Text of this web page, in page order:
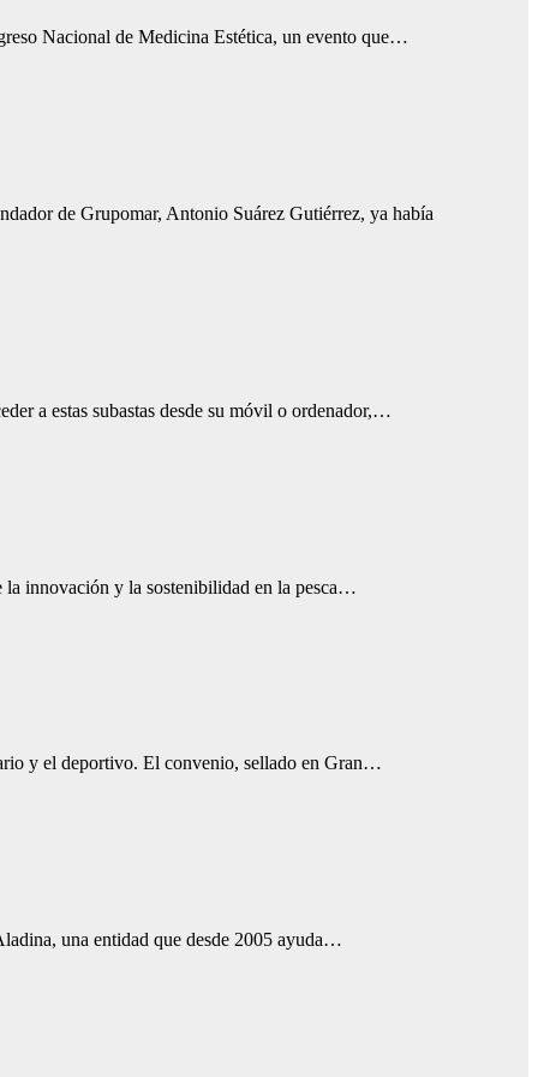
Nacional de Medicina Estética, un evento que…
de Grupomar, Antonio Suárez Gutiérrez, ya había
a estas subastas desde su móvil o ordenador,…
innovación y la sostenibilidad en la pesca…
y el deportivo. El convenio, sellado en Gran…
una entidad que desde 2005 ayuda…